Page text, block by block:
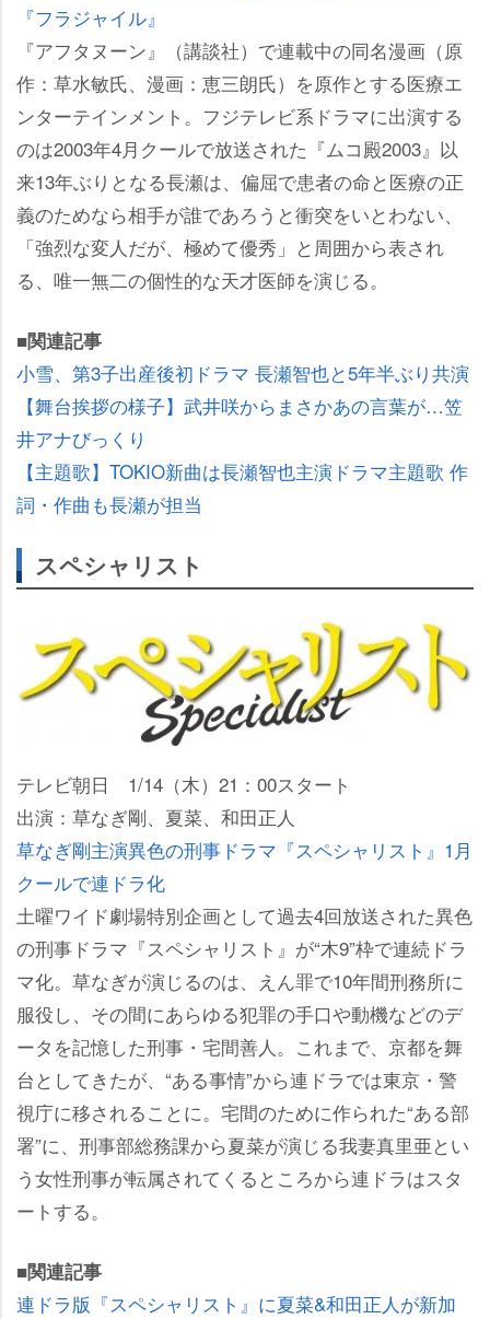
『フラジャイル』
『アフタヌーン』（講談社）で連載中の同名漫画（原
作：草水敏氏、漫画：恵三朗氏）を原作とする医療エ
ンターテインメント。フジテレビ系ドラマに出演する
のは2003年4月クールで放送された『ムコ殿2003』以
来13年ぶりとなる長瀬は、偏屈で患者の命と医療の正
義のためなら相手が誰であろうと衝突をいとわない、
「強烈な変人だが、極めて優秀」と周囲から表され
る、唯一無二の個性的な天才医師を演じる。
■関連記事
小雪、第3子出産後初ドラマ 長瀬智也と5年半ぶり共演
【舞台挨拶の様子】武井咲からまさかあの言葉が…笠
井アナびっくり
【主題歌】TOKIO新曲は長瀬智也主演ドラマ主題歌 作
詞・作曲も長瀬が担当
スペシャリスト
テレビ朝日 1/14（木）21：00スタート
出演：草なぎ剛、夏菜、和田正人
草なぎ剛主演異色の刑事ドラマ『スペシャリスト』1月
クールで連ドラ化
土曜ワイド劇場特別企画として過去4回放送された異色
の刑事ドラマ『スペシャリスト』が“木9”枠で連続ドラ
マ化。草なぎが演じるのは、えん罪で10年間刑務所に
服役し、その間にあらゆる犯罪の手口や動機などのデ
ータを記憶した刑事・宅間善人。これまで、京都を舞
台としてきたが、“ある事情”から連ドラでは東京・警
視庁に移されることに。宅間のために作られた“ある部
署”に、刑事部総務課から夏菜が演じる我妻真里亜とい
う女性刑事が転属されてくるところから連ドラはスタ
ートする。
■関連記事
連ドラ版『スペシャリスト』に夏菜&和田正人が新加